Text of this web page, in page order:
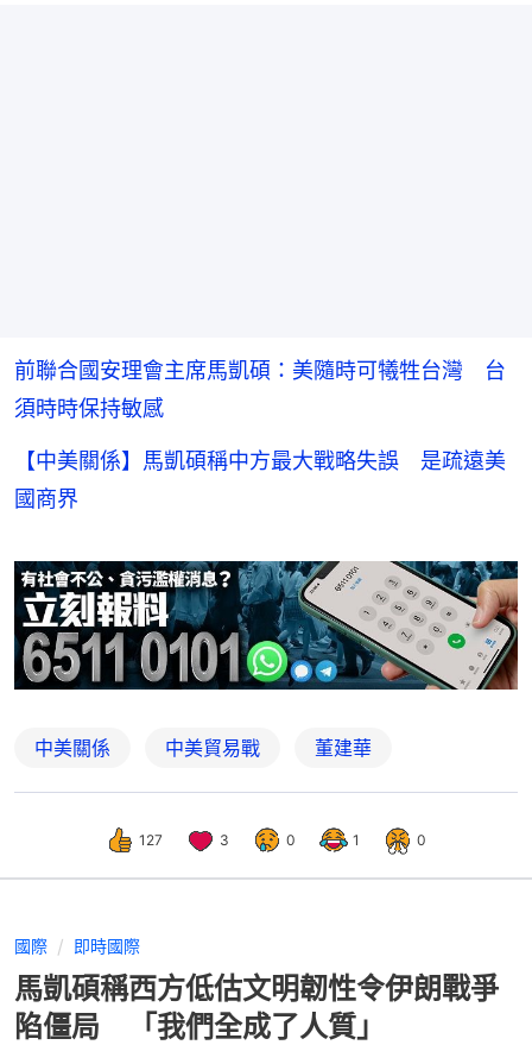
前聯合國安理會主席馬凱碩：美隨時可犧牲台灣 台
須時時保持敏感
【中美關係】馬凱碩稱中方最大戰略失誤 是疏遠美
國商界
中美關係 中美貿易戰 董建華
127 3 0 1 0
國際 即時國際
馬凱碩稱西方低估文明韌性令伊朗戰爭
陷僵局 「我們全成了人質」